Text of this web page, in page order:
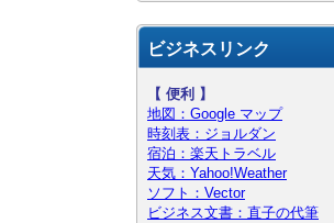
ビジネスリンク
【 便利 】
地図：Google マップ
時刻表：ジョルダン
宿泊：楽天トラベル
天気：Yahoo!Weather
ソフト：Vector
ビジネス文書：直子の代筆